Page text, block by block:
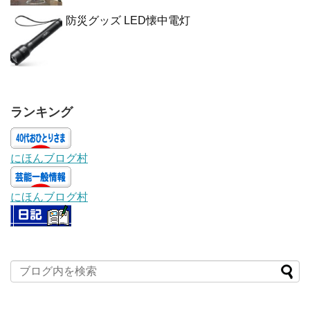
防災グッズ LED懐中電灯
ランキング
にほんブログ村
にほんブログ村